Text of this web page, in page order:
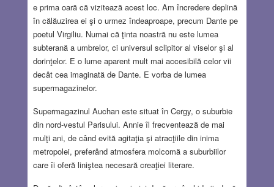
e prima oară că vizitează acest loc. Am încredere deplină
în călăuzirea ei şi o urmez îndeaproape, precum Dante pe
poetul Virgiliu. Numai că ţinta noastră nu este lumea
subterană a umbrelor, ci universul sclipitor al viselor şi al
dorinţelor. E o lume aparent mult mai accesibilă celor vii
decât cea imaginată de Dante. E vorba de lumea
supermagazinelor.
Supermagazinul Auchan este situat în Cergy, o suburbie
din nord-vestul Parisului. Annie îl frecventează de mai
mulţi ani, de când evită agitaţia şi atracţiile din inima
metropolei, preferând atmosfera molcomă a suburbiilor
care îi oferă liniştea necesară creaţiei literare.